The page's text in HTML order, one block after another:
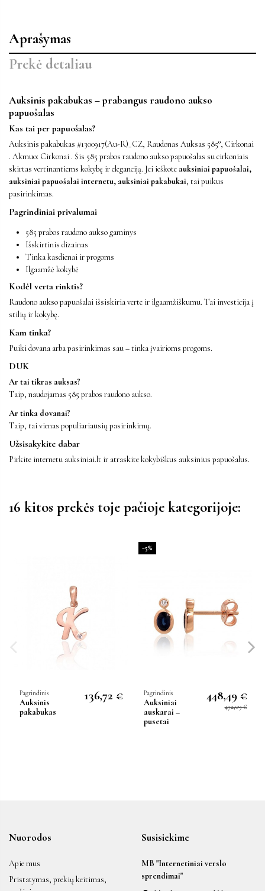
Aprašymas
Prekė detaliau
Auksinis pakabukas – prabangus raudono aukso
papuošalas
Kas tai per papuošalas?
Auksinis pakabukas #1300917(Au-R)_CZ, Raudonas Auksas 585°, Cirkonai
. Akmuo: Cirkonai . Šis 585 prabos raudono aukso papuošalas su cirkoniais
skirtas vertinantiems kokybę ir eleganciją. Jei ieškote auksiniai papuošalai,
auksiniai papuošalai internetu, auksiniai pakabukai, tai puikus
pasirinkimas.
Pagrindiniai privalumai
585 prabos raudono aukso gaminys
Išskirtinis dizainas
Tinka kasdienai ir progoms
Ilgaamžė kokybė
Kodėl verta rinktis?
Raudono aukso papuošalai išsiskiria verte ir ilgaamžiškumu. Tai investicija į
stilių ir kokybę.
Kam tinka?
Puiki dovana arba pasirinkimas sau – tinka įvairioms progoms.
DUK
Ar tai tikras auksas?
Taip, naudojamas 585 prabos raudono aukso.
Ar tinka dovanai?
Taip, tai vienas populiariausių pasirinkimų.
Užsisakykite dabar
Pirkite internetu auksiniai.lt ir atraskite kokybiškus auksinius papuošalus.
16 kitos prekės toje pačioje kategorijoje:
Pagrindinis
Auksinis
pakabukas
136,72 €
−5%
Pagrindinis
Auksiniai
auskarai –
pusetai
448,49 €
472,09 €
Nuorodos
Apie mus
Pristatymas, prekių keitimas,
Susisiekime
MB "Internetiniai verslo
sprendimai"